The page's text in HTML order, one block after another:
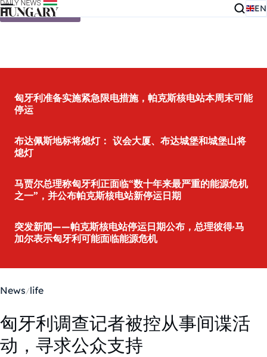
Skip to content EN
匈牙利准备实施紧急限电措施，帕克斯核电站本周末可能
停运
布达佩斯地标将熄灯： 议会大厦、布达城堡和城堡山将
熄灯
马贾尔总理称匈牙利正面临“数十年来最严重的能源危机
之一”，并公布帕克斯核电站新停运日期
突发新闻——帕克斯核电站停运日期公布，总理彼得·马
加尔表示匈牙利可能面临能源危机
News life
匈牙利调查记者被控从事间谍活
动，寻求公众支持